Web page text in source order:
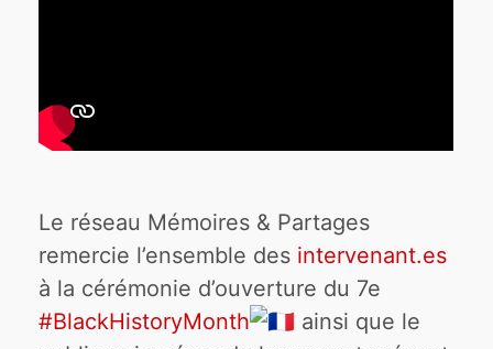
Le réseau Mémoires & Partages
remercie l’ensemble des intervenant.es
à la cérémonie d’ouverture du 7e
#BlackHistoryMonth
ainsi que le